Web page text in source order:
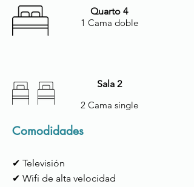
Quarto 4
1 Cama doble
Sala 2
2 Cama single
Comodidades
✔ Televisión
✔ Wifi de alta velocidad